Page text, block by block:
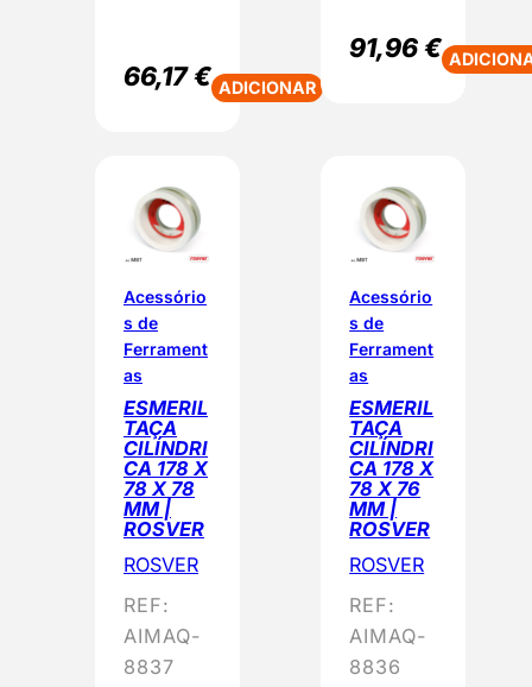
66,17€ ADICIONAR
91,96€
Acessório
s de
Ferrament
as
ESMERIL
TAÇA
CILÍNDRI
CA 178 X
78 X 78
MM |
ROSVER
ROSVER
REF:
AIMAQ-
8837
Acessório
s de
Ferrament
as
ESMERIL
TAÇA
CILÍNDRI
CA 178 X
78 X 76
MM |
ROSVER
ROSVER
REF:
AIMAQ-
8836